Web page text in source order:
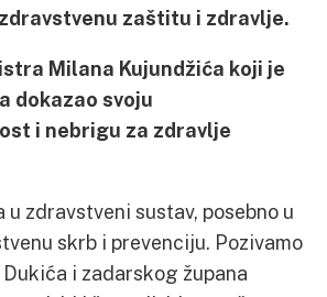
zaštitu i zdravlje.
Milana Kujundžića koji je
dokazao svoju
i nebrigu za zdravlje
u zdravstveni sustav, posebno u
skrb i prevenciju. Pozivamo
i zadarskog župana